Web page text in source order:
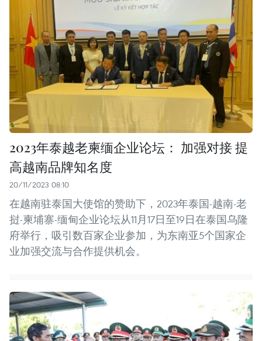
2023年泰越老柬缅企业论坛： 加强对接 提
高越南品牌知名度
20/11/2023 08:10
在越南驻泰国大使馆的赞助下，2023年泰国-越南-老
挝-柬埔寨-缅甸企业论坛从11月17日至19日在泰国乌隆
府举行，吸引数百家企业参加，为东南亚5个国家企
业加强交流与合作提供机会。